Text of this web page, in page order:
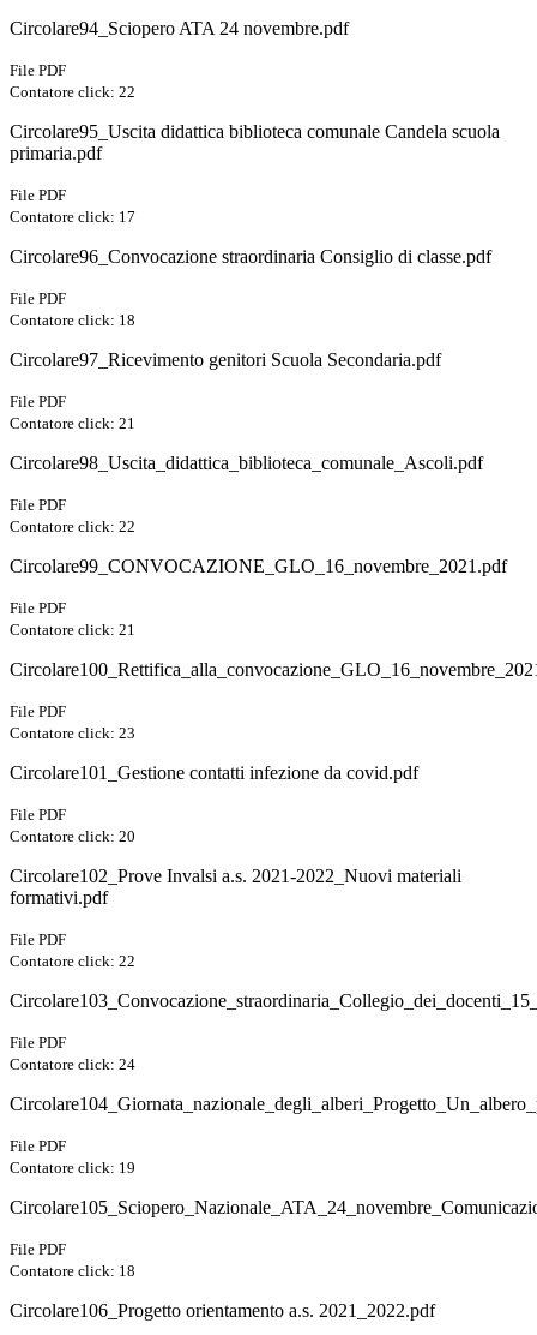
Circolare94_Sciopero ATA 24 novembre.pdf
File PDF
Contatore click: 22
Circolare95_Uscita didattica biblioteca comunale Candela scuola
primaria.pdf
File PDF
Contatore click: 17
Circolare96_Convocazione straordinaria Consiglio di classe.pdf
File PDF
Contatore click: 18
Circolare97_Ricevimento genitori Scuola Secondaria.pdf
File PDF
Contatore click: 21
Circolare98_Uscita_didattica_biblioteca_comunale_Ascoli.pdf
File PDF
Contatore click: 22
Circolare99_CONVOCAZIONE_GLO_16_novembre_2021.pdf
File PDF
Contatore click: 21
File PDF
Contatore click: 23
Circolare101_Gestione contatti infezione da covid.pdf
File PDF
Contatore click: 20
Circolare102_Prove Invalsi a.s. 2021-2022_Nuovi materiali
formativi.pdf
File PDF
Contatore click: 22
File PDF
Contatore click: 24
File PDF
Contatore click: 19
File PDF
Contatore click: 18
Circolare106_Progetto orientamento a.s. 2021_2022.pdf